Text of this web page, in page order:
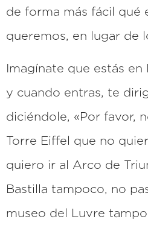
de forma más fácil qué
queremos, en lugar de
Imagínate que estás en
y cuando entras, te
diciéndole, «Por favor,
Torre Eiffel que no
quiero ir al Arco de
Bastilla tampoco, no
museo del Luvre